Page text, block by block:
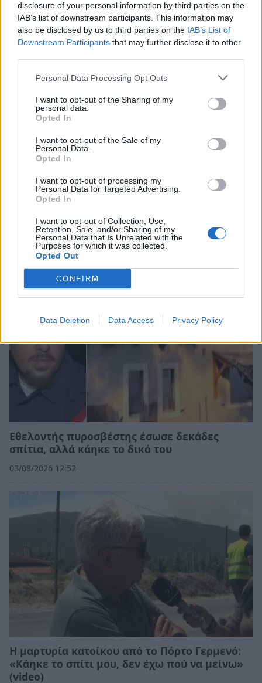
disclosure of your personal information by third parties on the
IAB’s list of downstream participants. This information may
also be disclosed by us to third parties on the IAB’s List of
Downstream Participants that may further disclose it to other
Personal Data Processing Opt Outs
I want to opt-out of the Sharing of my
personal data.
Opted In
I want to opt-out of the Sale of my
Personal Data.
Opted In
I want to opt-out of processing my
Personal Data for Targeted Advertising.
Opted In
I want to opt-out of Collection, Use,
Retention, Sale, and/or Sharing of my
Personal Data that Is Unrelated with the
Purposes for which it was collected.
Opted Out
CONFIRM
Data Deletion Data Access Privacy Policy
Σχετικά Άρθρα
«Έφυγε» σε τροχαίο και βύθισε στο πένθος
την Απιδιά
05/08/2026 10:25
Εθελοντής πυροσβέστης έσωσε δεκάδες
σπίτια, αλλά κάηκε το δικό του
03/08/2026 12:52
Η μαρτυρία κατοίκου από το Πόρτο Γερμενό:
«Κάηκε το σπίτι μου, δεν έχω πού να μείνω»
(video)